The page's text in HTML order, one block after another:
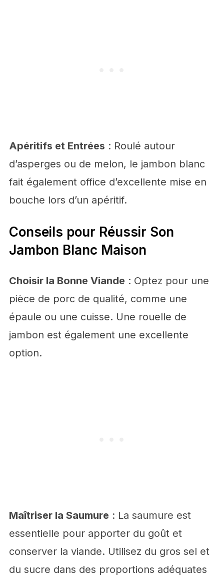
Apéritifs et Entrées : Roulé autour
d’asperges ou de melon, le jambon blanc
fait également office d’excellente mise en
bouche lors d’un apéritif.
Conseils pour Réussir Son
Jambon Blanc Maison
Choisir la Bonne Viande : Optez pour une
pièce de porc de qualité, comme une
épaule ou une cuisse. Une rouelle de
jambon est également une excellente
option.
Maîtriser la Saumure : La saumure est
essentielle pour apporter du goût et
conserver la viande. Utilisez du gros sel et
du sucre dans des proportions adéquates